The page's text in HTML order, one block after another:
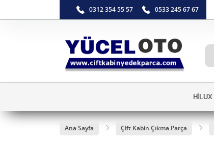
0312 354 55 57 0533 245 67 67
HİLUX
Ana Sayfa Çift Kabin Çıkma Parça